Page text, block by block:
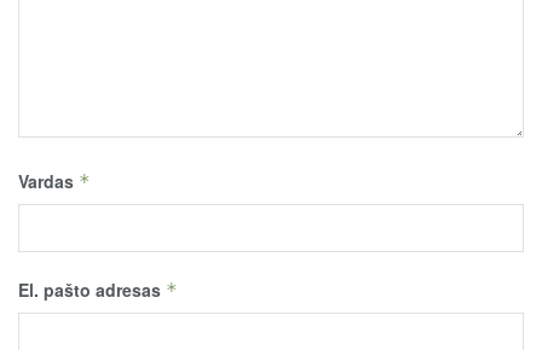
Vardas *
El. pašto adresas *